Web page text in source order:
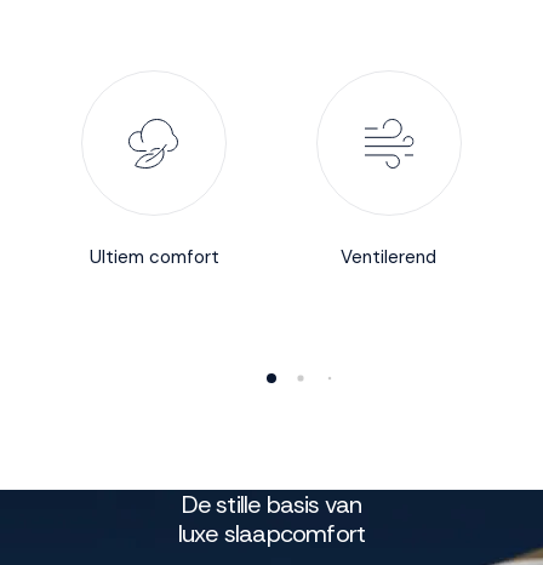
Weigeren
Ultiem comfort Ventilerend
De stille basis van
luxe slaapcomfort